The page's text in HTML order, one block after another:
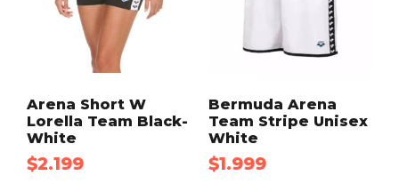
Arena Short W
Lorella Team Black-
White
$2.199
Bermuda Arena
Team Stripe Unisex
White
$1.999